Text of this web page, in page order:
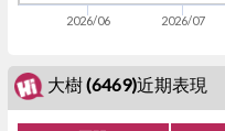
2026/06 2026/07
大樹 (6469)近期表現